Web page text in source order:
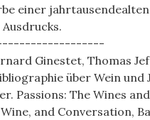
einer
Ginestet, Thomas
über Wein
Passions: The Wines
and Conversation,